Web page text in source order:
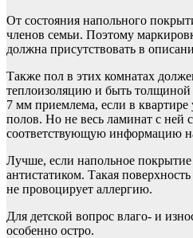
От состояния напольного
членов семьи. Поэтому
должна присутствовать в
Также пол в этих комнатах
теплоизоляцию и быть
7 мм приемлема, если в квартире
полов. Но не весь ламинат с ней
соответствующую информацию
Лучше, если напольное покрытие
антистатиком. Такая
не провоцирует аллергию.
Для детской вопрос влаго- и
особенно остро.